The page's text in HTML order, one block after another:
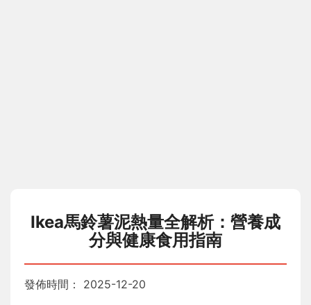
Ikea馬鈴薯泥熱量全解析：營養成
分與健康食用指南
發佈時間： 2025-12-20